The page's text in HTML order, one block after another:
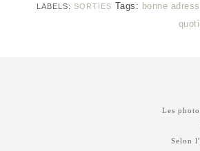
LABELS: SORTIES Tags: bonne
Les
Selon